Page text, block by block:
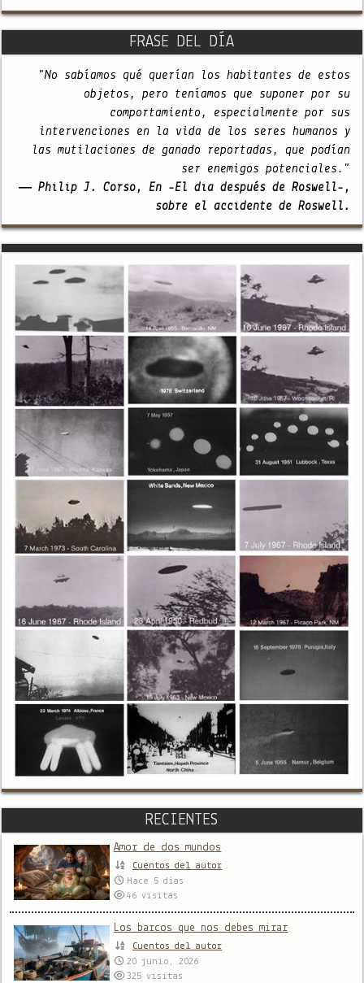
FRASE DEL DÍA
"No sabíamos qué querían los habitantes de estos
objetos, pero teníamos que suponer por su
comportamiento, especialmente por sus
intervenciones en la vida de los seres humanos y
las mutilaciones de ganado reportadas, que podían
ser enemigos potenciales."
— Philip J. Corso, En -El día después de Roswell-,
sobre el accidente de Roswell.
RECIENTES
Amor de dos mundos
Cuentos del autor
Hace 5 días
46visitas
Los barcos que nos debes mirar
Cuentos del autor
20 junio, 2026
325visitas